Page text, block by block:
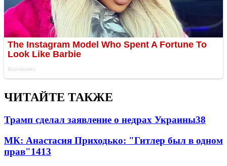
ЧИТАЙТЕ ТАКЖЕ
Трамп сделал заявление о недрах Украины38
МК: Анастасия Приходько: "Гитлер был в одном
прав"1413